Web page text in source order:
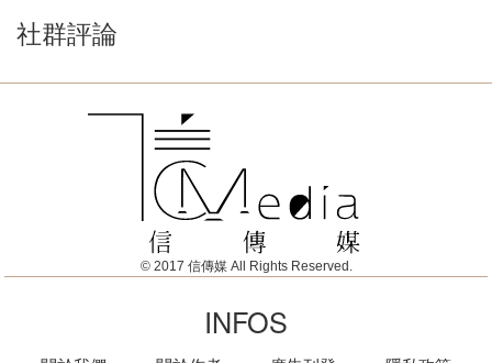
社群評論
© 2017 信傳媒 All Rights Reserved.
INFOS